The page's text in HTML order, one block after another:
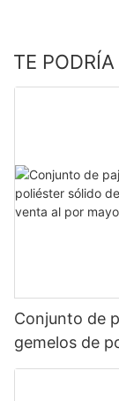
TE
Conjunto de
gemelos de
ropa formal